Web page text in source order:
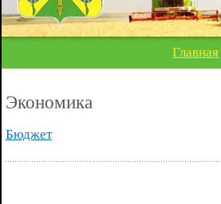
Главная
Экономика
Бюджет